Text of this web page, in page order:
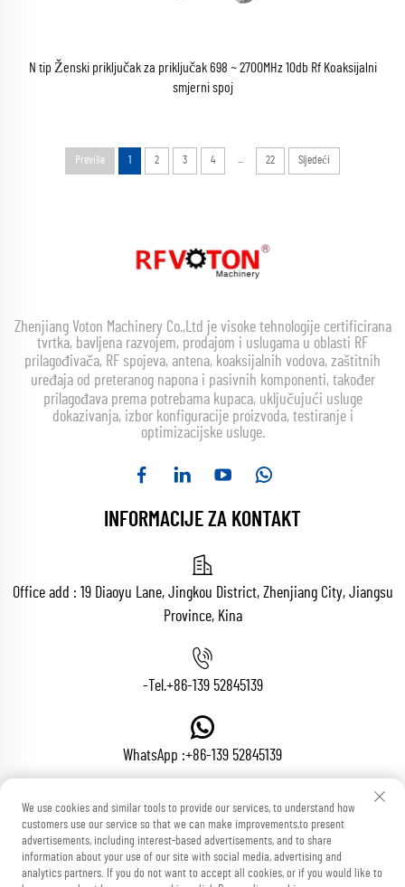
N tip Ženski priključak za priključak 698 ~ 2700MHz 10db Rf Koaksijalni
smjerni spoj
Previše 1 2 3 4 ... 22 Sljedeći
Zhenjiang Voton Machinery Co.,Ltd je visoke tehnologije certificirana
tvrtka, bavljena razvojem, prodajom i uslugama u oblasti RF
prilagođivača, RF spojeva, antena, koaksijalnih vodova, zaštitnih
uređaja od preteranog napona i pasivnih komponenti, također
prilagođava prema potrebama kupaca, uključujući usluge
dokazivanja, izbor konfiguracije proizvoda, testiranje i
optimizacijske usluge.
INFORMACIJE ZA KONTAKT
Office add : 19 Diaoyu Lane, Jingkou District, Zhenjiang City, Jiangsu
Province, Kina
-Tel.+86-139 52845139
WhatsApp :+86-139 52845139
E-mail:[email protected]
We use cookies and similar tools to provide our services, to understand how
customers use our service so that we can make improvements,to present
advertisements, including interest-based advertisements, and to share
information about your use of our site with social media, advertising and
analytics partners. If you do not want to accept all cookies, or if you would like to